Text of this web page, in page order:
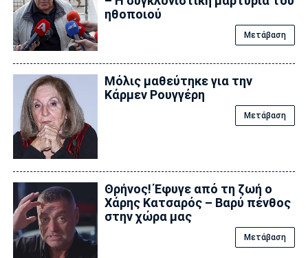
ηθοποιού
Μετάβαση
Μόλις μαθεύτηκε για την
Κάρμεν Ρουγγέρη
Μετάβαση
Θρήνος! Έφυγε από τη ζωή ο
Χάρης Κατσαρός – Βαρύ πένθος
στην χώρα μας
Μετάβαση